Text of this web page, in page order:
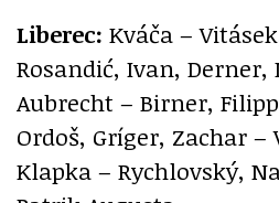
Liberec: Kváča –
Rosandić, Ivan, Derner,
Aubrecht – Birner,
Ordoš, Gríger, Zachar –
Klapka – Rychlovský,